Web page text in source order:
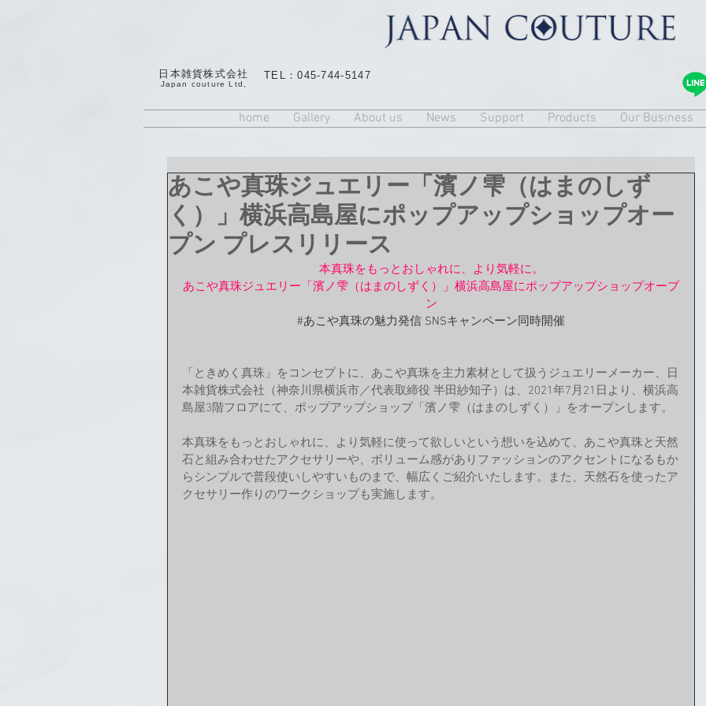
日本雑貨株式会社
​Japan couture Ltd,
TEL：045-744-5147
home Gallery About us News Support Products Our Business
あこや真珠ジュエリー「濱ノ雫（はまのしず
く）」横浜高島屋にポップアップショップオー
プン プレスリリース
本真珠をもっとおしゃれに、より気軽に。
あこや真珠ジュエリー「濱ノ雫（はまのしずく）」横浜高島屋にポップアップショップオープ
ン
#あこや真珠の魅力発信 SNSキャンペーン同時開催
「ときめく真珠」をコンセプトに、あこや真珠を主力素材として扱うジュエリーメーカー、日
本雑貨株式会社（神奈川県横浜市／代表取締役 半田紗知子）は、2021年7月21日より、横浜高
島屋3階フロアにて、ポップアップショップ「濱ノ雫（はまのしずく）」をオープンします。
本真珠をもっとおしゃれに、より気軽に使って欲しいという想いを込めて、あこや真珠と天然
石と組み合わせたアクセサリーや、ボリューム感がありファッションのアクセントになるもか
らシンプルで普段使いしやすいものまで、幅広くご紹介いたします。また、天然石を使ったア
クセサリー作りのワークショップも実施します。